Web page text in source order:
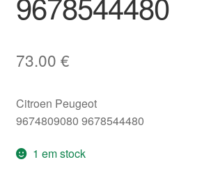
73.00 €
Citroen Peugeot
9674809080 9678544480
1 em stock